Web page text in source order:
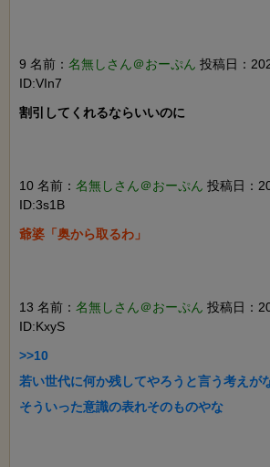
9 名前： 名無しさん＠おーぷん 投稿日：
ID:VIn7
割引してくれるならいいのに
10 名前： 名無しさん＠おーぷん 投稿日：
ID:3s1B
爺婆「奥から取るわ」
13 名前： 名無しさん＠おーぷん 投稿日：
ID:KxyS
>>10
若い世代に何か残してやろうと言う考えが
そういった意識の表れそのものやな